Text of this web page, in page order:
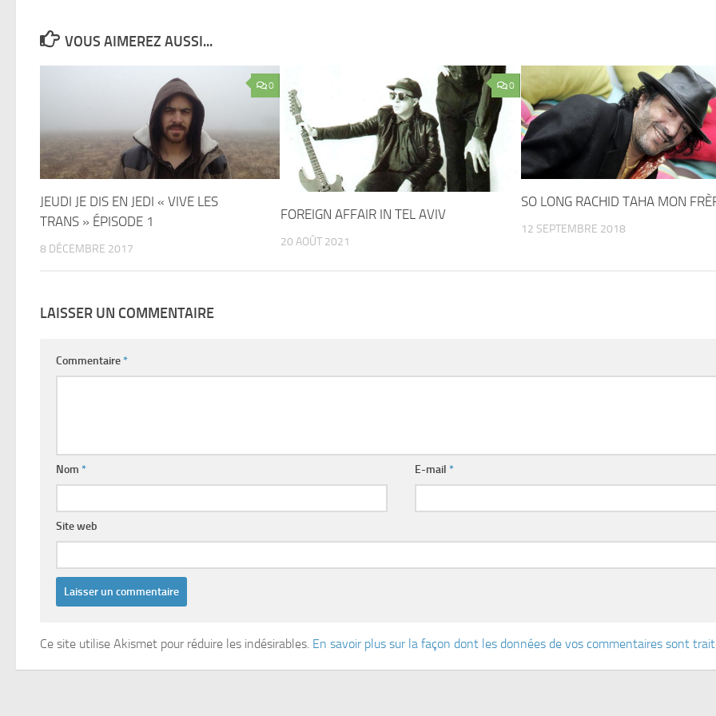
VOUS AIMEREZ AUSSI...
0
JEUDI JE DIS EN JEDI « VIVE LES
TRANS » ÉPISODE 1
8 DÉCEMBRE 2017
0
FOREIGN AFFAIR IN TEL AVIV
20 AOÛT 2021
SO LONG RACHID TAHA MON
12 SEPTEMBRE 2018
LAISSER UN COMMENTAIRE
Commentaire*
Nom * E-mail*
Site web
Ce site utilise Akismet pour réduire les indésirables. En savoir plus sur la façon dont les données de vos commentaires sont